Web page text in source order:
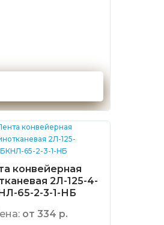
конвейерная
2Л-125-4-
65-2-3-1-НБ
от 334 р.